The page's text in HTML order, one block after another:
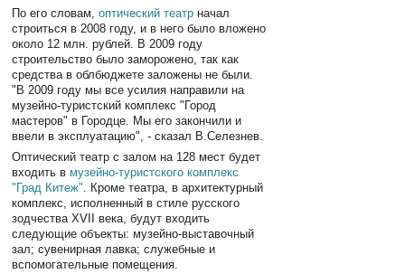
По его словам,оптический театр начал
строиться в 2008 году, и в него было вложено
около 12 млн. рублей. В 2009 году
строительство было заморожено, так как
средства в облбюджете заложены не были.
"В 2009 году мы все усилия направили на
музейно-туристский комплекс "Город
мастеров" в Городце. Мы его закончили и
ввели в эксплуатацию", - сказал В.Селезнев.
Оптический театр с залом на 128 мест будет
входить в музейно-туристского комплекс
"Град Китеж" . Кроме театра, в архитектурный
комплекс, исполненный в стиле русского
зодчества XVII века, будут входить
следующие объекты: музейно-выставочный
зал; сувенирная лавка; служебные и
вспомогательные помещения.